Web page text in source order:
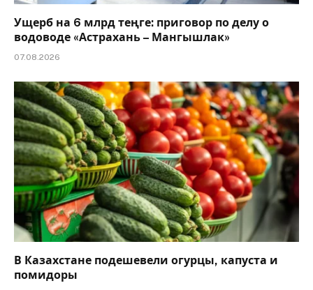
Ущерб на 6 млрд теңге: приговор по делу о
водоводе «Астрахань – Мангышлак»
07.08.2026
В Казахстане подешевели огурцы, капуста и
помидоры